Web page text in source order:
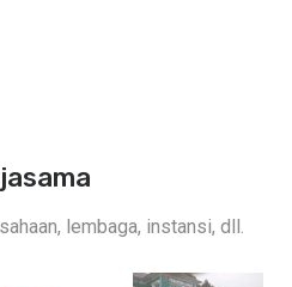
lembaga, instansi, dll.